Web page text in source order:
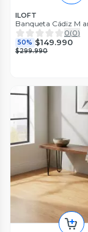
ILOFT
Banqueta Cádiz M
0(0)
50% $149.990
$299.990